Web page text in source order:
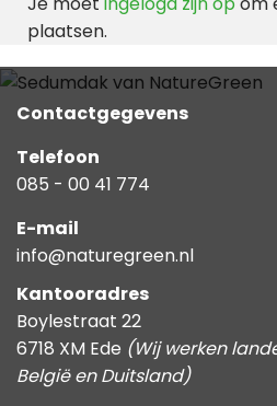
plaatsen.
Contactgegevens
Telefoon
085 - 00 41 774
E-mail
info@naturegreen.nl
Kantooradres
Boylestraat 22
6718 XM Ede (Wij werken
België en Duitsland)